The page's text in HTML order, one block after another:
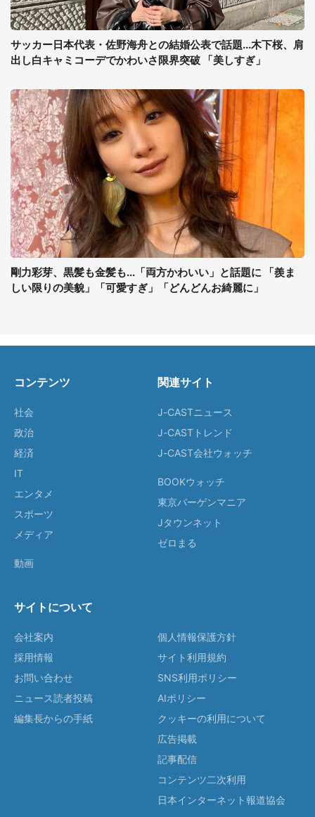
サッカー日本代表・佐野海舟との結婚公表で話題...木下桜、肩
出し白キャミコーデでかわいさ限界突破 「美しすぎ」
剛力彩芽、黒髪も金髪も...「両方かわいい」と話題に 「羨ま
しい限りの美貌」「可愛すぎ」「どんどんお綺麗に」
コンテンツ
社会
政治
経済
IT
エンタメ
スポーツ
メディア
動画
関連サイト
J-CASTニュース
J-CASTトレンド
J-CAST会社ウォッチ
BOOKウォッチ
東京バーゲンマニア
Jタウンネット
ゼロまる
サイトについて
会社案内
採用情報
お問い合わせ
ニュース読者投稿
編集長からの手紙
個人情報保護方針
サイト利用規約
SNS利用ポリシー
AIポリシー
クッキーの利用について
広告掲載
記事配信
コンテンツ二次利用
日本インターネット報道協会